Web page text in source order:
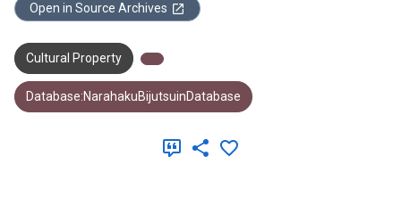
Open in Source Archives
Cultural Property
Database:NarahakuBijutsuinDatabase